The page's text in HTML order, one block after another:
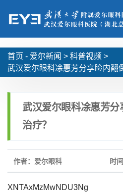
首页 - 爱尔新闻 > 科普视频 >
武汉爱尔眼科凃惠芳分享睑内翻
武汉爱尔眼科凃惠芳
治疗？
作者：爱尔眼科 时
XNTAxMzMwNDU3Ng